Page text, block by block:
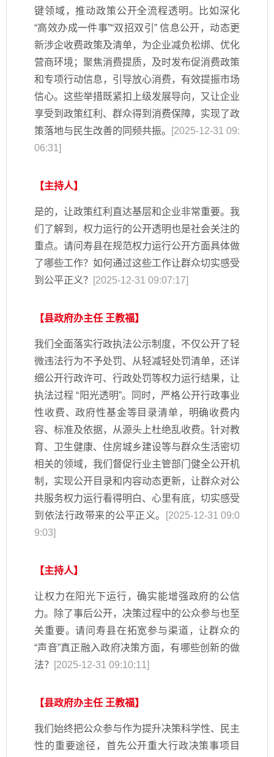
键领域，推动政策公开全流程透明。比如深化
“高效办成一件事”“双招双引” 信息公开，动态更
新涉企收费政策及清单，为企业减负松绑、优化
营商环境；聚焦消费提质，及时发布促消费政策
和专项行动信息，引导放心消费，有效提振市场
信心。这些举措既紧扣上级发展导向，又让企业
享受到政策红利、群众得到消费保障，实现了政
策落地与民生改善的同频共振。
[2025-12-31 09:
06:31]
【主持人】
是的，让政策红利直达基层和企业非常重要。我
们了解到，权力运行的公开透明也是社会关注的
重点。请问寿县在规范权力运行公开方面具体做
了哪些工作？如何通过这些工作让群众切实感受
到公平正义？ [2025-12-31 09:07:17]
【县政府办主任 王教福】
我们全面落实行政执法公示制度，不仅公开了轻
微违法行为不予处罚、从轻减轻处罚清单，还详
细公开行政许可、行政处罚等权力运行结果，让
执法过程 “阳光透明”。同时，严格公开行政事业
性收费、政府性基金等目录清单，明确收费内
容、标准及依据，从源头上杜绝乱收费。针对教
育、卫生健康、住房城乡建设等与群众生活密切
相关的领域，我们督促行业主管部门健全公开机
制，实现公开目录和内容动态更新，让群众对公
共服务权力运行看得明白、心里有底，切实感受
到依法行政带来的公平正义。
[2025-12-31 09:0
9:03]
【主持人】
让权力在阳光下运行，确实能增强政府的公信
力。除了事后公开，决策过程中的公众参与也至
关重要。请问寿县在拓宽参与渠道，让群众的
“声音”真正融入政府决策方面，有哪些创新的做
法？ [2025-12-31 09:10:11]
【县政府办主任 王教福】
我们始终把公众参与作为提升决策科学性、民主
性的重要途径，首先公开重大行政决策事项目